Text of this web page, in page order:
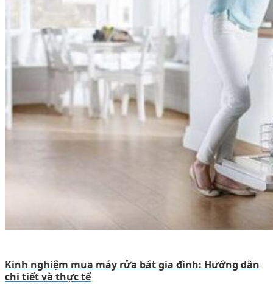
Kinh nghiệm mua máy rửa bát gia đình: Hướng dẫn
chi tiết và thực tế